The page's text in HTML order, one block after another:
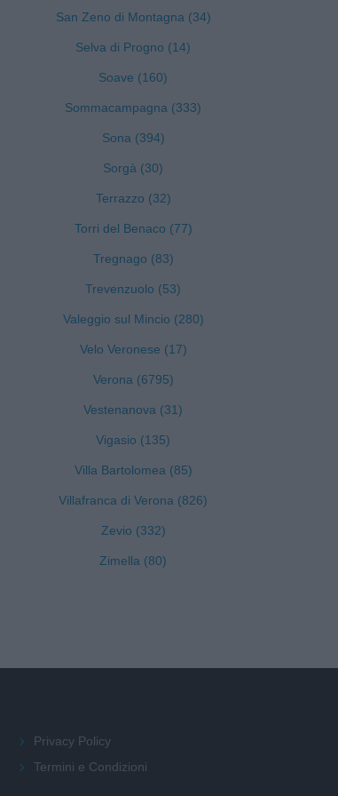
San Zeno di Montagna (34)
Selva di Progno (14)
Soave (160)
Sommacampagna (333)
Sona (394)
Sorgà (30)
Terrazzo (32)
Torri del Benaco (77)
Tregnago (83)
Trevenzuolo (53)
Valeggio sul Mincio (280)
Velo Veronese (17)
Verona (6795)
Vestenanova (31)
Vigasio (135)
Villa Bartolomea (85)
Villafranca di Verona (826)
Zevio (332)
Zimella (80)
Privacy Policy
Termini e Condizioni